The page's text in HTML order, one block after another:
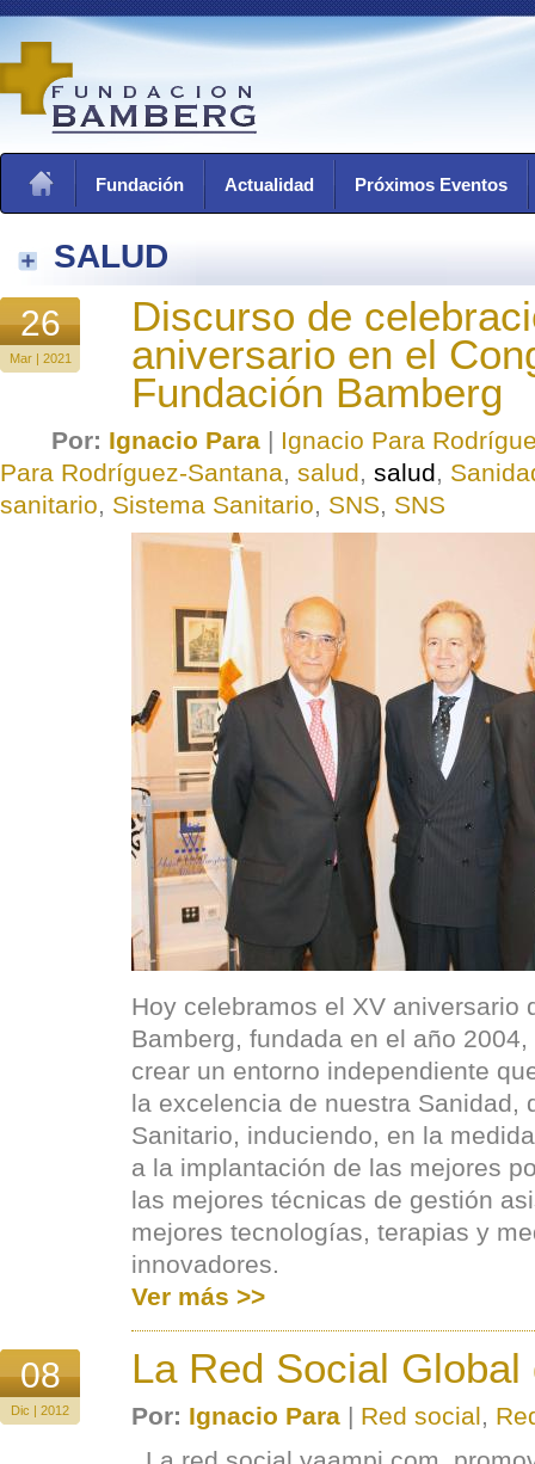
Fundación Actualidad Próximos Eventos
SALUD
26
Mar | 2021
Discurso de
aniversario en el
Fundación Bamberg
Por: Ignacio Para | Ignacio Para
Para Rodríguez-Santana, salud, salud,
sanitario, Sistema Sanitario, SNS, SNS
Hoy celebramos el XV aniversario
Bamberg, fundada en el año
crear un entorno independiente
la excelencia de nuestra Sanidad,
Sanitario, induciendo, en la
a la implantación de las mejores
las mejores técnicas de gestión
mejores tecnologías, terapias y
innovadores.
Ver más >>
08
Dic | 2012
La Red Social Global
Por: Ignacio Para | Red social,